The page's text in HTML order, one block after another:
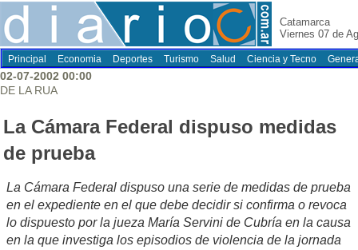
Catamarca
Viernes 07 de
Principal Economia Deportes Turismo Salud Ciencia y Tecno
02-07-2002 00:00
DE LA RUA
La Cámara Federal dispuso medidas
de prueba
La Cámara Federal dispuso una serie de medidas de prueba
en el expediente en el que debe decidir si confirma o revoca
lo dispuesto por la jueza María Servini de Cubría en la causa
en la que investiga los episodios de violencia de la jornada